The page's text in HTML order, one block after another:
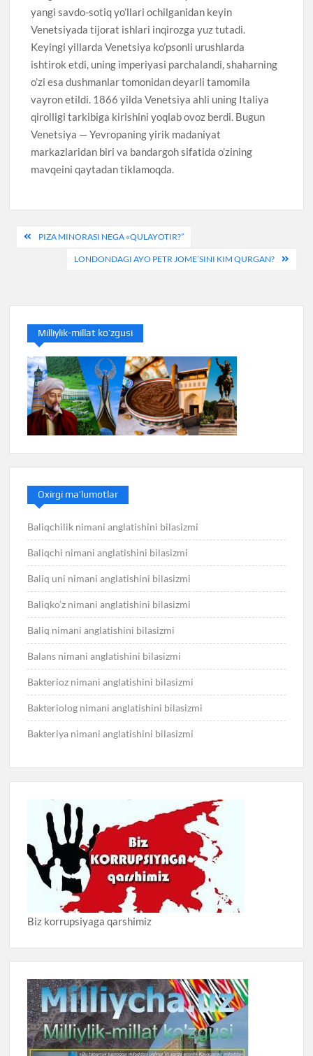
yangi savdo-sotiq yo’llari ochilganidan keyin
Venetsiyada tijorat ishlari inqirozga yuz tutadi.
Keyingi yillarda Venetsiya ko’psonli urushlarda
ishtirok etdi, uning imperiyasi parchalandi, shaharning
o’zi esa dushmanlar tomonidan deyarli tamomila
vayron etildi. 1866 yilda Venetsiya ahli uning Italiya
qirolligi tarkibiga kirishini yoqlab ovoz berdi. Bugun
Venetsiya — Yevropaning yirik madaniyat
markazlaridan biri va bandargoh sifatida o’zining
mavqeini qaytadan tiklamoqda.
Post
menyusi
PIZA MINORASI NEGA «QULAYOTIR?”
LONDONDAGI AYO PETR JOME’SINI KIM QURGAN?
Milliylik-millat ko’zgusi
Oxirgi ma’lumotlar
Baliqchilik nimani anglatishini bilasizmi
Baliqchi nimani anglatishini bilasizmi
Baliq uni nimani anglatishini bilasizmi
Baliqko’z nimani anglatishini bilasizmi
Baliq nimani anglatishini bilasizmi
Balans nimani anglatishini bilasizmi
Bakterioz nimani anglatishini bilasizmi
Bakteriolog nimani anglatishini bilasizmi
Bakteriya nimani anglatishini bilasizmi
Biz korrupsiyaga qarshimiz